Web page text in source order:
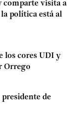
comparte visita a
política está al
los cores UDI y
Orrego
de